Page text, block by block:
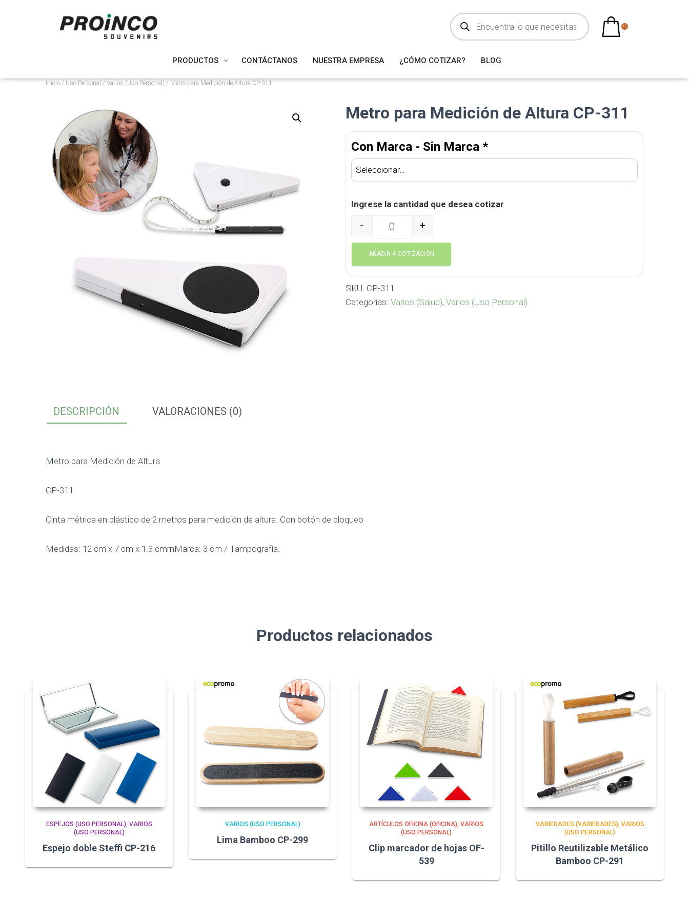
ú
q
a
d
t
o
0
PRODUCTOS CONTÁCTANOS NUESTRA EMPRESA ¿CÓMO COTIZAR? BLOG
Inicio/ Uso Personal / Varios (Uso Personal) / Metro para Medición de Altura CP-311
Metro para Medición de Altura CP-311
Con Marca - Sin Marca *
Ingrese la cantidad que desea cotizar
Metro para Medición de Altura CP-311 cantidad
- +
AÑADIR A COTIZACIÓN
SKU: CP-311
Categorías: Varios (Salud), Varios (Uso Personal)
DESCRIPCIÓN VALORACIONES (0)
Metro para Medición de Altura
CP-311
Cinta métrica en plástico de 2 metros para medición de altura. Con botón de bloqueo
Medidas: 12 cm x 7 cm x 1.3 cmrnMarca: 3 cm / Tampografía.
Productos relacionados
ESPEJOS (USO PERSONAL) VARIOS
(USO PERSONAL)
Espejo doble Steffi CP-216
VARIOS (USO PERSONAL)
Lima Bamboo CP-299
ARTÍCULOS OFICINA (OFICINA) VARIOS
(USO PERSONAL)
Clip marcador de hojas OF-
539
VARIEDADES (VARIEDADES) VARIOS
(USO PERSONAL)
Pitillo Reutilizable Metálico
Bamboo CP-291